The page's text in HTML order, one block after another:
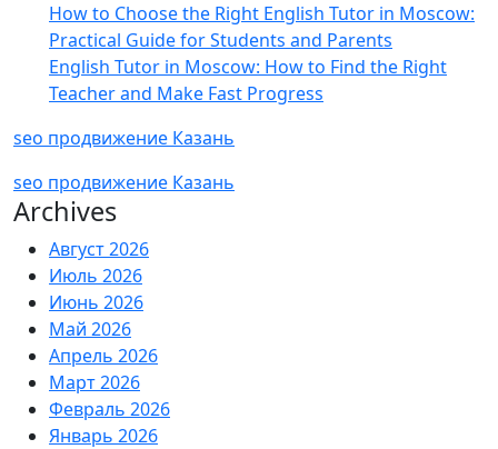
How to Choose the Right English Tutor in Moscow:
Practical Guide for Students and Parents
English Tutor in Moscow: How to Find the Right
Teacher and Make Fast Progress
seo продвижение Казань
seo продвижение Казань
Archives
Август 2026
Июль 2026
Июнь 2026
Май 2026
Апрель 2026
Март 2026
Февраль 2026
Январь 2026